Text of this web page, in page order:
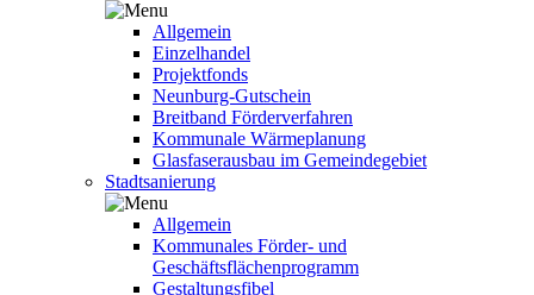
Allgemein
Einzelhandel
Projektfonds
Neunburg-Gutschein
Breitband Förderverfahren
Kommunale Wärmeplanung
Glasfaserausbau im Gemeindegebiet
Stadtsanierung
Allgemein
Kommunales Förder- und
Geschäftsflächenprogramm
Gestaltungsfibel